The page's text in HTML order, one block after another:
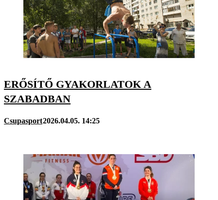
ERŐSÍTŐ GYAKORLATOK A
SZABADBAN
Csupasport2026.04.05. 14:25